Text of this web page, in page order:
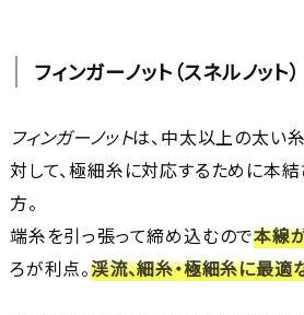
フィンガーノット（スネルノット）
フィンガーノットは、中太以上の太い
対して、極細糸に対応するために本
方。
端糸を引っ張って締め込むので本線
ろが利点。渓流、細糸・極細糸に最適